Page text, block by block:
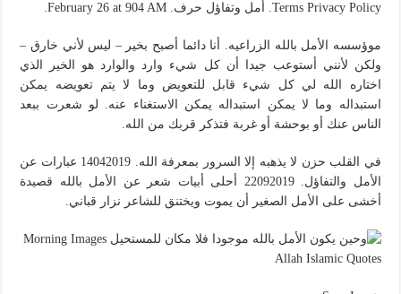
Terms Privacy Policy. أمل وتفاؤل حرف. February 26 at 904 AM.
موؤسسه الأمل بالله الزراعيه. أنا دائما أصبح بخير – ليس لأني خارق –
ولكن لأنني أستوعب جيدا أن كل شيء وارد والوارد هو الخير الذي
اختاره الله لي كل شيء قابل للتعويض وما لا يتم تعويضه يمكن
استبداله وما لا يمكن استبداله يمكن الاستغناء عنه. لو شعرت ببعد
الناس عنك أو بوحشة أو غربة فتذكر قربك من الله.
في القلب حزن لا يذهبه إلا السرور بمعرفة الله. 14042019 عبارات عن
الأمل والتفاؤل. 22092019 أحلى أبيات شعر عن الأمل بالله قصيدة
أخشى على الأمل الصغير أن يموت ويختنق للشاعر نزار قباني.